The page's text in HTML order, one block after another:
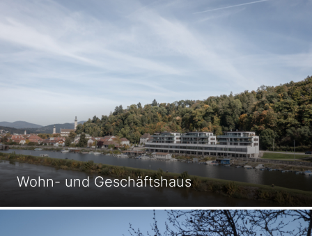
Wohn- und Geschäftshaus